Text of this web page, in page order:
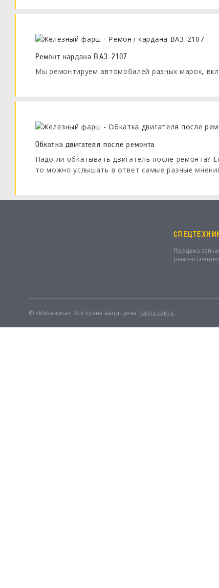
Ремонт кардана ВАЗ-2107
Мы ремонтируем автомобилей разных марок,
Обкатка двигателя после ремонта
Надо ли обкатывать двигатель после ремонта?
то можно услышать в ответ самые разные
Продажа
ремонт
© «Механика». Все права защищены. Карта сайта.